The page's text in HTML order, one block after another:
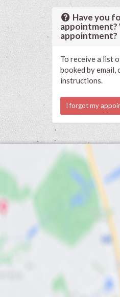
Have you
appointment?
appointment?
To receive a list
booked by email,
instructions.
I forgot my